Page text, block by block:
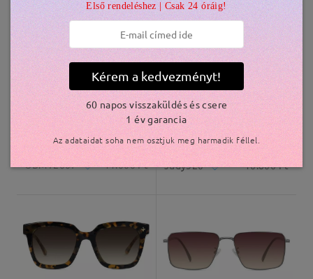
Elküldve
szállítási idő
5-7 munkanap
részletek
Kiszállítva
Hasonló keretek
OBMT2007 11.000 Ft Judy320 10.800 Ft
Első rendeléshez | Csak 24 óráig!
Kérem a kedvezményt!
60 napos visszaküldés és csere
1 év garancia
Az adataidat soha nem osztjuk meg harmadik féllel.